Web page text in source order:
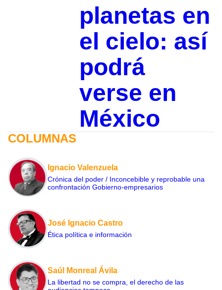
planetas en
el cielo: así
podrá
verse en
México
COLUMNAS
Ignacio Valenzuela
Crónica del poder / Inconcebible y reprobable una
confrontación Gobierno-empresarios
José Ignacio Castro
Ética política e información
Saúl Monreal Ávila
La libertad no se compra, el derecho de las